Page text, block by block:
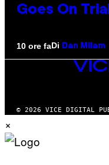
Goes On
10 ore faDi Dan Milam
VICE
© 2026 VICE DIGITAL
×